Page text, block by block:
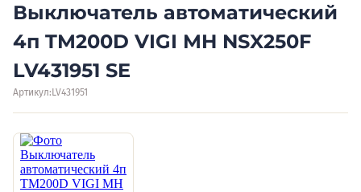
Выключатель автоматический
4п TM200D VIGI MH NSX250F
LV431951 SE
Артикул: LV431951